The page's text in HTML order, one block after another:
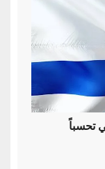
تحسباً